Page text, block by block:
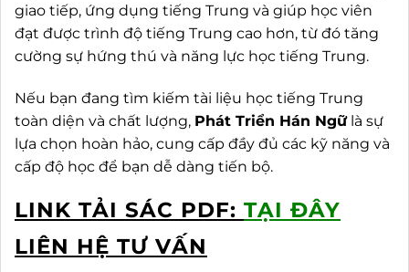
giao tiếp, ứng dụng tiếng Trung và giúp học viên
đạt được trình độ tiếng Trung cao hơn, từ đó tăng
cường sự hứng thú và năng lực học tiếng Trung.
Nếu bạn đang tìm kiếm tài liệu học tiếng Trung
toàn diện và chất lượng, Phát Triển Hán Ngữlà sự
lựa chọn hoàn hảo, cung cấp đầy đủ các kỹ năng và
cấp độ học để bạn dễ dàng tiến bộ.
LINK TẢI SÁC PDF: TẠI ĐÂY
LIÊN HỆ TƯ VẤN